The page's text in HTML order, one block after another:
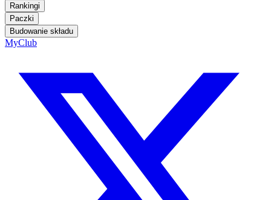
Rankingi
Paczki
Budowanie składu
MyClub